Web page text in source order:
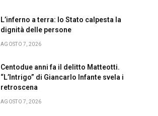
L’inferno a terra: lo Stato calpesta la
dignità delle persone
AGOSTO 7, 2026
Centodue anni fa il delitto Matteotti.
“L’Intrigo” di Giancarlo Infante svela i
retroscena
AGOSTO 7, 2026